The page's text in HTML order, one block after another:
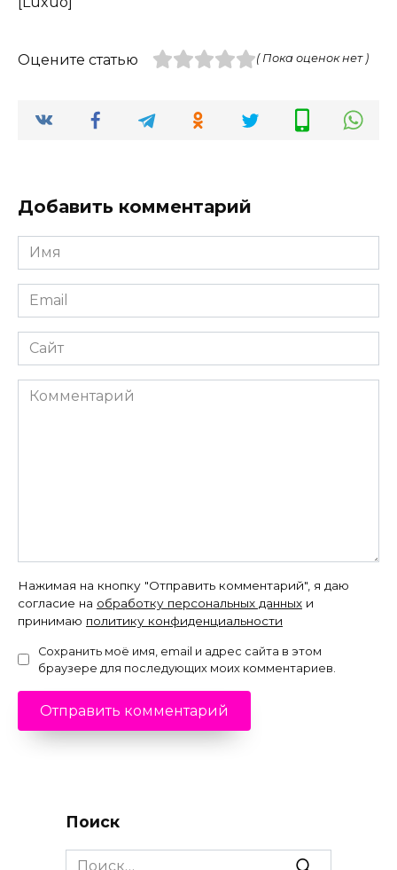
Оцените статью ( Пока оценок нет )
Добавить комментарий
Имя
*
Email
*
Сайт
Комментарий
Нажимая на кнопку "Отправить комментарий", я даю
согласие на обработку персональных данных и
принимаю политику конфиденциальности
Сохранить моё имя, email и адрес сайта в этом
браузере для последующих моих комментариев.
Поиск
Search